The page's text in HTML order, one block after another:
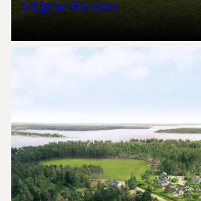
Högsbo/Kaverös